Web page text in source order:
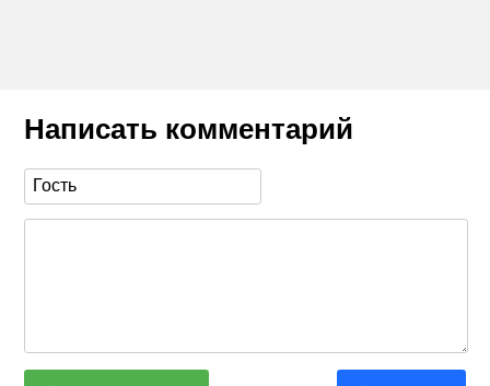
Написать комментарий